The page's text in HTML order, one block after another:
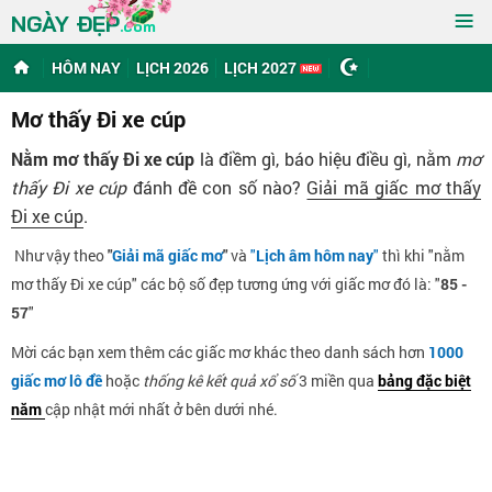
NGÀY ĐẸP.com ≡
HÔM NAY LỊCH 2026 LỊCH 2027
Mơ thấy Đi xe cúp
Nằm mơ thấy Đi xe cúp là điềm gì, báo hiệu điều gì, nằm mơ
thấy Đi xe cúpđánh đề con số nào? Giải mã giấc mơ thấy
Đi xe cúp.
Như vậy theo"Giải mã giấc mơ"và "Lịch âm hôm nay" thì khi "nằm
mơ thấy Đi xe cúp" các bộ số đẹp tương ứng với giấc mơ đó là: "85 -
57"
Mời các bạn xem thêm các giấc mơ khác theo danh sách hơn 1000
giấc mơ lô đề hoặc thống kê kết quả xổ số3 miền qua bảng đặc biệt
nămcập nhật mới nhất ở bên dưới nhé.